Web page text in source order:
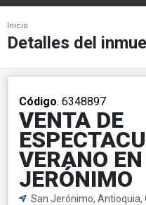
Inicio
Detalles del
Código. 6348897
VENTA DE
VERANO
JERÓNIMO
San Jerónimo, Antioquia,